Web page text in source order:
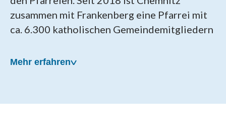
zusammen mit Frankenberg eine Pfarrei mit
ca. 6.300 katholischen Gemeindemitgliedern
Mehr erfahren